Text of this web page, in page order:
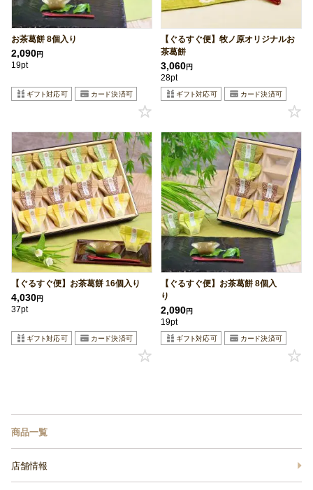
お茶葛餅 8個入り
2,090円
19pt
【ぐるすぐ便】牧ノ原オリジナルお
茶葛餅
3,060円
28pt
【ぐるすぐ便】お茶葛餅 16個入り
4,030円
37pt
【ぐるすぐ便】お茶葛餅 8個入
り
2,090円
19pt
商品一覧
店舗情報